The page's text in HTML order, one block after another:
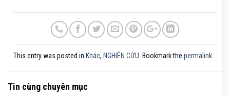
This entry was posted in Khác, NGHIÊN CỨU . Bookmark the permalink
Tin cùng chuyên mục